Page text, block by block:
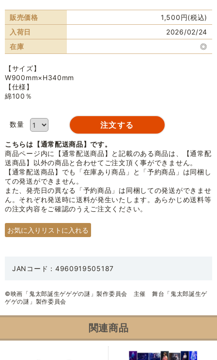
販売価格
1,500円(税込)
入荷日
2026/02/24
在庫
◎
【サイズ】
W900mm×H340mm
【仕様】
綿100％
数量
こちらは【通常配送商品】です。
商品ページ内に【通常配送商品】と記載のある商品は、【通常配
送商品】以外の商品と合わせてご注文頂く事ができません。
【通常配送商品】でも「在庫あり商品」と「予約商品」は同梱し
ての発送ができません。
また、発売日の異なる「予約商品」は同梱しての発送ができませ
ん。それぞれ発送時に送料が発生いたします。あらかじめ送料等
の注文内容をご確認のうえご注文ください。
JANコード：4960919505187
©映画「鬼太郎誕生ゲゲゲの謎」製作委員会 主催 舞台「鬼太郎誕生ゲ
ゲゲの謎」製作委員会
関連商品